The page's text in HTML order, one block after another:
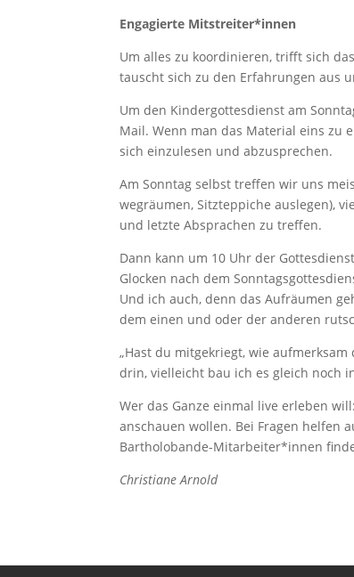
Engagierte Mitstreiter*innen
Um alles zu koordinieren, trifft sich
tauscht sich zu den Erfahrungen aus
Um den Kindergottesdienst am
Mail. Wenn man das Material eins zu
sich einzulesen und abzusprechen.
Am Sonntag selbst treffen wir uns
wegräumen, Sitzteppiche auslegen),
und letzte Absprachen zu treffen.
Dann kann um 10 Uhr der
Glocken nach dem
Und ich auch, denn das Aufräumen
dem einen und oder der anderen
„Hast du mitgekriegt, wie
drin, vielleicht bau ich es gleich noch
Wer das Ganze einmal live erleben
anschauen wollen. Bei Fragen helfen
Bartholobande-Mitarbeiter*innen
Christiane Arnold